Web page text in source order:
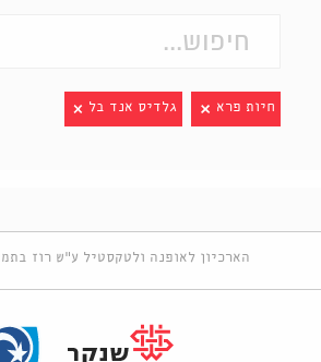
חיות פרא גלדיס אנד בל
הארכיון לאופנה ולטקסטיל ע"ש רוז